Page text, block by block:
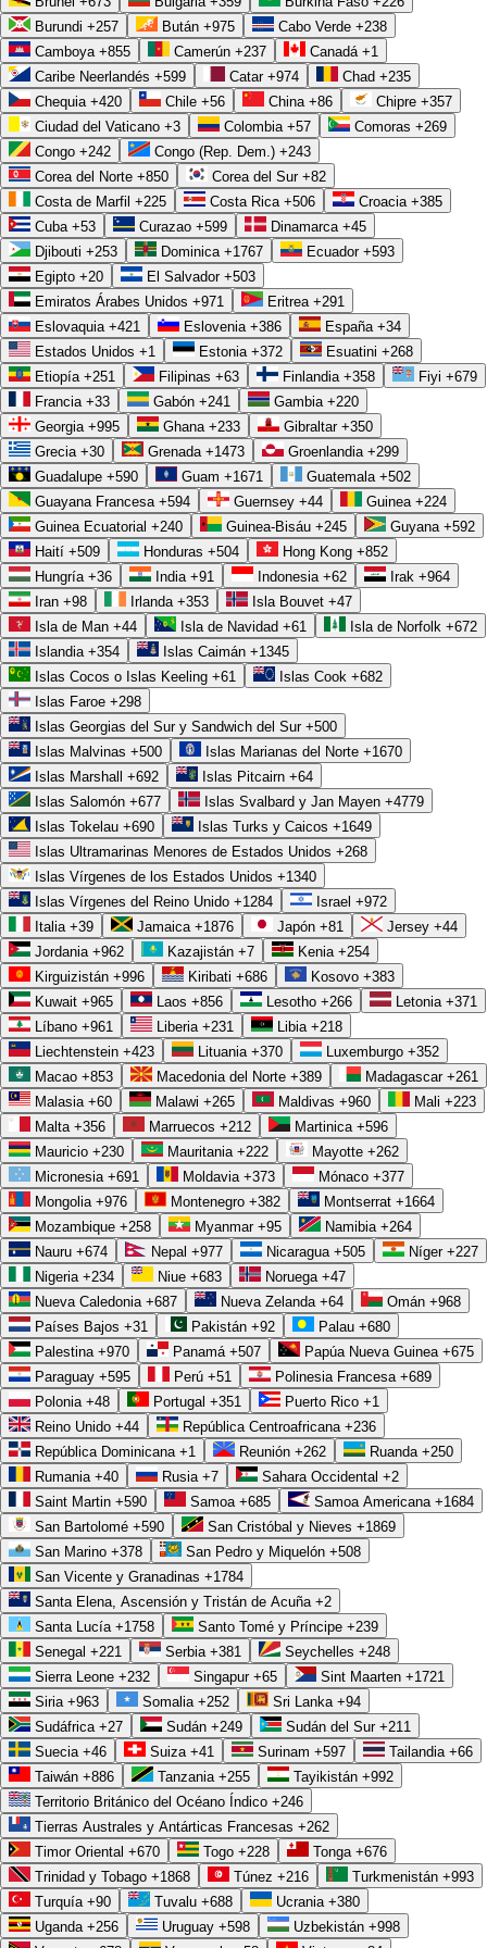
Validación previa del receptor:el sistema confirma RFC, nombre
y régimen antes de timbrar, evitando rechazos y reexpediciones.
Catálogos siempre correctos:uso del CFDI, forma de pago y
método quedan bien asignados según el tipo de operación.
Complementos sin olvidos:al cobrar una factura a crédito, el
complemento de pago se emite solo y a tiempo.
Cancelaciones controladas:el flujo de aceptación y los motivos
de cancelación se manejan conforme a las reglas vigentes, sin
improvisar.
Una factura correcta a la primera no solo evita multas: también acelera
tu cobranza, porque el cliente no tiene pretexto para retrasar el pago
por un comprobante mal hecho.
Contabilidad electrónica conciliada en tiempo real
La contabilidad electrónica deja de ser una carga cuando cada CFDI
emitido y recibido se concilia solo contra tus movimientos bancarios.
En lugar de armar la balanza a fin de mes, contrarreloj y con el riesgo
de cuadrar a mano, la tienes lista en todo momento, con la información
ya clasificada, asociada a su comprobante y respaldada. Esa visibilidad
continua cambia la relación con los números: dejas de mirar el pasado
lejano y empiezas a tomar decisiones con datos del día.
La conciliación automática es, además, una de las tareas que más
tiempo libera. El sistema cruza depósitos y cargos del banco contra las
facturas correspondientes, identifica lo que no coincide y te lo presenta
para revisión, en vez de obligarte a revisar todo. Lo rutinario se
resuelve solo; lo excepcional, que es donde de verdad aporta una
persona, queda señalado para atención humana. El cambio es también
cultural: el contador deja de ser quien apaga incendios a fin de mes y
se vuelve un asesor que interpreta números frescos, mientras la
dirección planea con base en la realidad y no en una foto vieja.
En la práctica, una contabilidad viva se traduce en beneficios muy
concretos:
Cierres más rápidos:la balanza se construye sobre la marcha, así
que el cierre mensual pasa de días a horas.
Conciliación bancaria continua:cada movimiento se empata con
su CFDI casi en tiempo real, y las diferencias saltan de inmediato.
Clasificación automática: los gastos e ingresos se ordenan por
cuenta y categoría sin intervención manual.
Reportes listos para el contador:la información sale estructurada
y exportable, lista para revisión o auditoría.
“Lo que no se mide, no se puede mejorar.” La idea,
popularizada a partir del trabajo de Peter Drucker sobre
gestión, aplica de lleno a las finanzas: con números al día,
Burundi +257 Bután +975 Cabo Verde +238
Camboya +855 Camerún +237 Canadá +1
Caribe Neerlandés +599 Catar +974 Chad +235
Chequia +420 Chile +56 China +86 Chipre +357
Ciudad del Vaticano +3 Colombia +57 Comoras +269
Congo +242 Congo (Rep. Dem.) +243
Corea del Norte +850 Corea del Sur +82
Costa de Marfil +225 Costa Rica +506 Croacia +385
Cuba +53 Curazao +599 Dinamarca +45
Djibouti +253 Dominica +1767 Ecuador +593
Egipto +20 El Salvador +503
Emiratos Árabes Unidos +971 Eritrea +291
Eslovaquia +421 Eslovenia +386 España +34
Estados Unidos +1 Estonia +372 Esuatini +268
Etiopía +251 Filipinas +63 Finlandia +358 Fiyi +679
Francia +33 Gabón +241 Gambia +220
Georgia +995 Ghana +233 Gibraltar +350
Grecia +30 Grenada +1473 Groenlandia +299
Guadalupe +590 Guam +1671 Guatemala +502
Guayana Francesa +594 Guernsey +44 Guinea +224
Guinea Ecuatorial +240 Guinea-Bisáu +245 Guyana +592
Haití +509 Honduras +504 Hong Kong +852
Hungría +36 India +91 Indonesia +62 Irak +964
Iran +98 Irlanda +353 Isla Bouvet +47
Isla de Man +44 Isla de Navidad +61 Isla de Norfolk +672
Islandia +354 Islas Caimán +1345
Islas Cocos o Islas Keeling +61 Islas Cook +682
Islas Faroe +298
Islas Georgias del Sur y Sandwich del Sur +500
Islas Malvinas +500 Islas Marianas del Norte +1670
Islas Marshall +692 Islas Pitcairn +64
Islas Salomón +677 Islas Svalbard y Jan Mayen +4779
Islas Tokelau +690 Islas Turks y Caicos +1649
Islas Ultramarinas Menores de Estados Unidos +268
Islas Vírgenes de los Estados Unidos +1340
Islas Vírgenes del Reino Unido +1284 Israel +972
Italia +39 Jamaica +1876 Japón +81 Jersey +44
Jordania +962 Kazajistán +7 Kenia +254
Kirguizistán +996 Kiribati +686 Kosovo +383
Kuwait +965 Laos +856 Lesotho +266 Letonia +371
Líbano +961 Liberia +231 Libia +218
Liechtenstein +423 Lituania +370 Luxemburgo +352
Macao +853 Macedonia del Norte +389 Madagascar +261
Malasia +60 Malawi +265 Maldivas +960 Mali +223
Malta +356 Marruecos +212 Martinica +596
Mauricio +230 Mauritania +222 Mayotte +262
Micronesia +691 Moldavia +373 Mónaco +377
Mongolia +976 Montenegro +382 Montserrat +1664
Mozambique +258 Myanmar +95 Namibia +264
Nauru +674 Nepal +977 Nicaragua +505 Níger +227
Nigeria +234 Niue +683 Noruega +47
Nueva Caledonia +687 Nueva Zelanda +64 Omán +968
Países Bajos +31 Pakistán +92 Palau +680
Palestina +970 Panamá +507 Papúa Nueva Guinea +675
Paraguay +595 Perú +51 Polinesia Francesa +689
Polonia +48 Portugal +351 Puerto Rico +1
Reino Unido +44 República Centroafricana +236
República Dominicana +1 Reunión +262 Ruanda +250
Rumania +40 Rusia +7 Sahara Occidental +2
Saint Martin +590 Samoa +685 Samoa Americana +1684
San Bartolomé +590 San Cristóbal y Nieves +1869
San Marino +378 San Pedro y Miquelón +508
San Vicente y Granadinas +1784
Santa Elena, Ascensión y Tristán de Acuña +2
Santa Lucía +1758 Santo Tomé y Príncipe +239
Senegal +221 Serbia +381 Seychelles +248
Sierra Leone +232 Singapur +65 Sint Maarten +1721
Siria +963 Somalia +252 Sri Lanka +94
Sudáfrica +27 Sudán +249 Sudán del Sur +211
Suecia +46 Suiza +41 Surinam +597 Tailandia +66
Taiwán +886 Tanzania +255 Tayikistán +992
Territorio Británico del Océano Índico +246
Tierras Australes y Antárticas Francesas +262
Timor Oriental +670 Togo +228 Tonga +676
Trinidad y Tobago +1868 Túnez +216 Turkmenistán +993
Turquía +90 Tuvalu +688 Ucrania +380
Uganda +256 Uruguay +598 Uzbekistán +998